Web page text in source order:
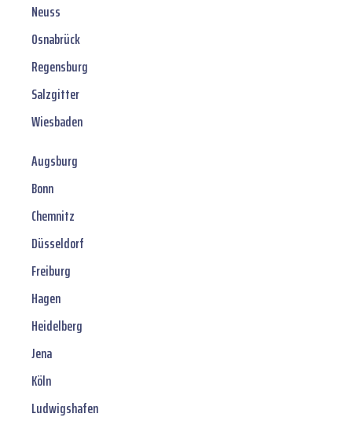
Neuss
Osnabrück
Regensburg
Salzgitter
Wiesbaden
Augsburg
Bonn
Chemnitz
Düsseldorf
Freiburg
Hagen
Heidelberg
Jena
Köln
Ludwigshafen